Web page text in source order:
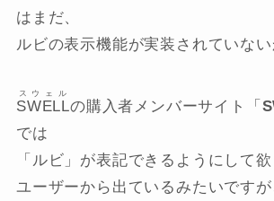
はまだ、
ルビの表示機能が実装されていない
SWELL
スウェル
の購入者メンバーサイト「
では
「ルビ」が表記できるようにして
ユーザーから出ているみたいです